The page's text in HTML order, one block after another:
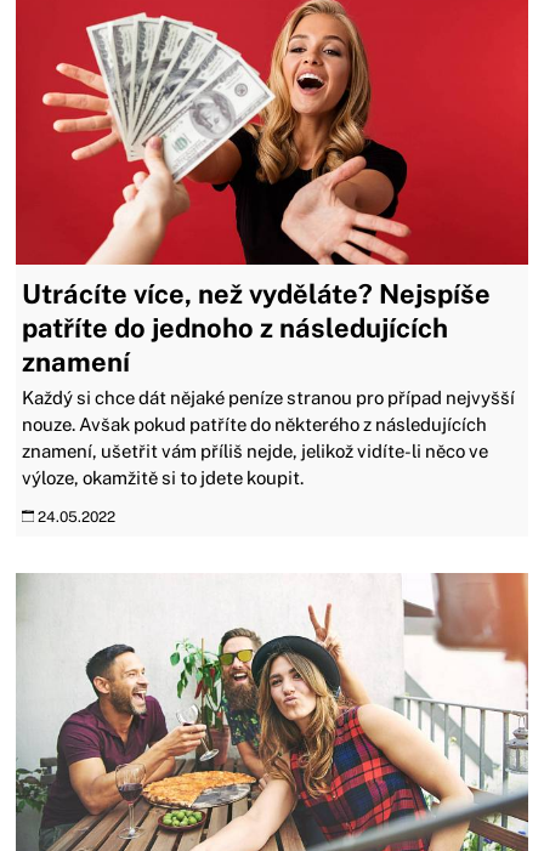
Utrácíte více, než vyděláte? Nejspíše
patříte do jednoho z následujících
znamení
Každý si chce dát nějaké peníze stranou pro případ nejvyšší
nouze. Avšak pokud patříte do některého z následujících
znamení, ušetřit vám příliš nejde, jelikož vidíte-li něco ve
výloze, okamžitě si to jdete koupit.
24.05.2022